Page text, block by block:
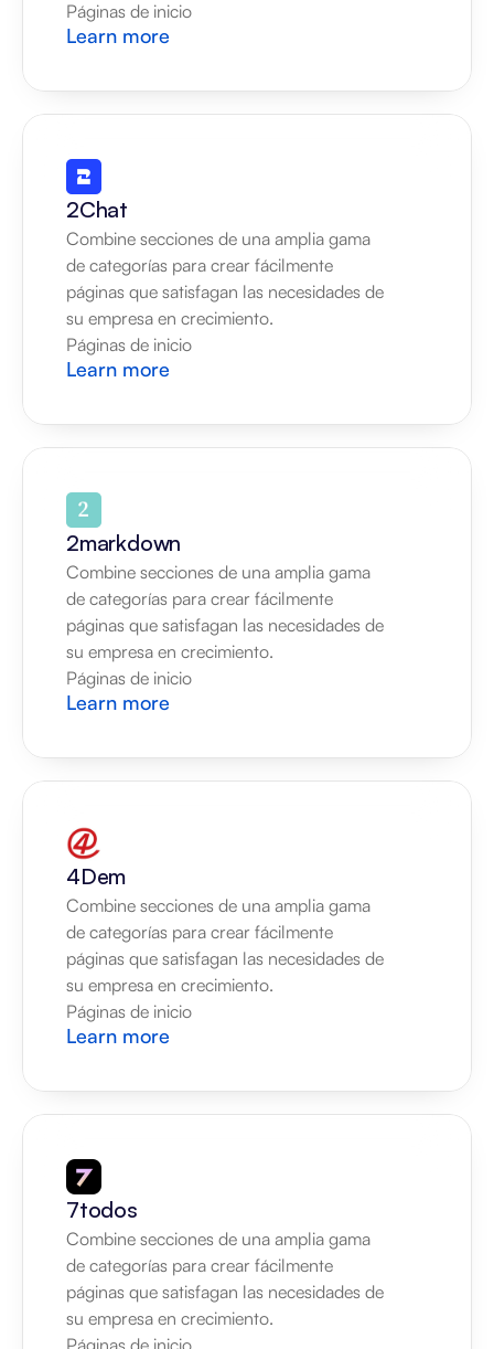
Páginas de inicio
Learn more
2Chat
Combine secciones de una amplia gama
de categorías para crear fácilmente
páginas que satisfagan las necesidades de
su empresa en crecimiento.
Páginas de inicio
Learn more
2markdown
Combine secciones de una amplia gama
de categorías para crear fácilmente
páginas que satisfagan las necesidades de
su empresa en crecimiento.
Páginas de inicio
Learn more
4Dem
Combine secciones de una amplia gama
de categorías para crear fácilmente
páginas que satisfagan las necesidades de
su empresa en crecimiento.
Páginas de inicio
Learn more
7todos
Combine secciones de una amplia gama
de categorías para crear fácilmente
páginas que satisfagan las necesidades de
su empresa en crecimiento.
Páginas de inicio